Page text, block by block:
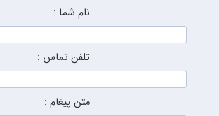
نام شما :
تلفن تماس :
متن پیغام :